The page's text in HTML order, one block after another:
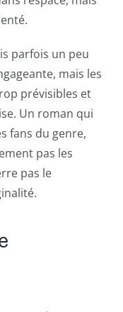
parfois un peu
mais les
prévisibles et
Un roman qui
fans du genre,
pas les
pas le